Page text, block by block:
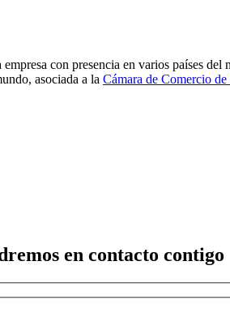
empresa con presencia en varios países
asociada a la Cámara de Comercio
en contacto contigo